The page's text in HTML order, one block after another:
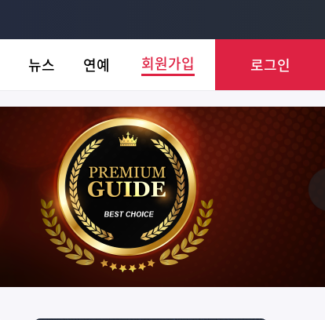
뉴스 연예 회원가입 로그인